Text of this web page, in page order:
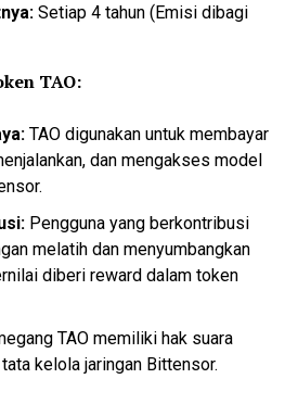
Setiap 4 tahun (Emisi dibagi
TAO:
TAO digunakan untuk membayar
dan mengakses model
Pengguna yang berkontribusi
melatih dan menyumbangkan
diberi reward dalam token
TAO memiliki hak suara
kelola jaringan Bittensor.